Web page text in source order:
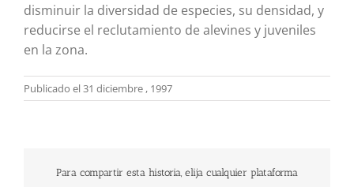
disminuir la diversidad de especies, su densidad, y
reducirse el reclutamiento de alevines y juveniles
en la zona.
Publicado el 31 diciembre , 1997
Para compartir esta historia, elija cualquier plataforma